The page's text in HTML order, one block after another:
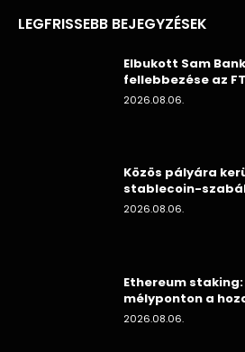
LEGFRISSEBB BEJEGYZÉSEK
Elbukott Sam
fellebbezése az
2026.08.06.
Közös pályára
stablecoin-
2026.08.06.
Ethereum staking:
mélyponton a
2026.08.06.